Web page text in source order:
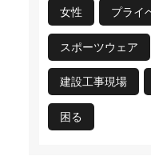
女性 プライ
スポーツウェア
建設工事現場
困る